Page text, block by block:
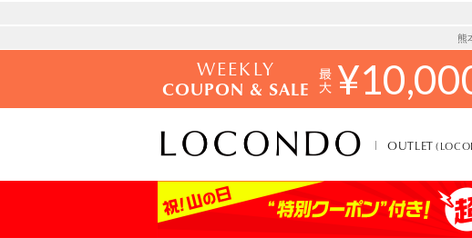
熊
WEEKLY
COUPON & SALE ¥
OUTLET